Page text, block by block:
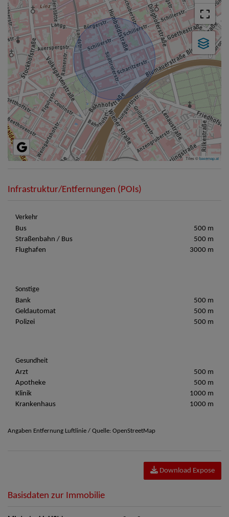
Tiles ©basemap.at
Infrastruktur/Entfernungen (POIs)
Verkehr
Bus
500 m
Straßenbahn / Bus
500 m
Flughafen
3000 m
Sonstige
Bank
500 m
Geldautomat
500 m
Polizei
500 m
Gesundheit
Arzt
500 m
Apotheke
500 m
Klinik
1000 m
Krankenhaus
1000 m
Angaben Entfernung Luftlinie / Quelle: OpenStreetMap
Download Expose
Basisdaten zur Immobilie